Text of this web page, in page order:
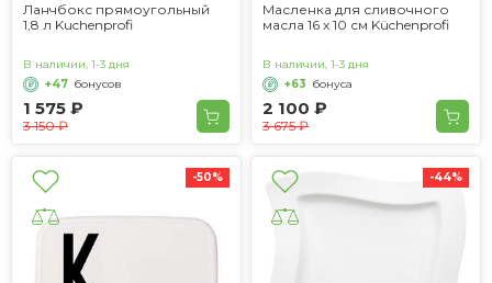
Ланчбокс прямоугольный
1,8 л Kuchenprofi
1 575 ₽
3 150 ₽
В наличии, 1-3 дня
+47 бонусов
Масленка для сливочного
масла 16 x 10 см Küchenprofi
2 100 ₽
3 675 ₽
В наличии, 1-3 дня
+63 бонуса
-50% -44%